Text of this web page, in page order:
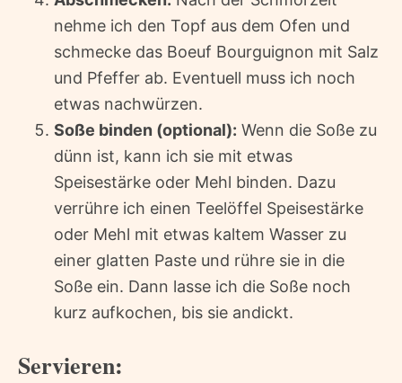
nehme ich den Topf aus dem Ofen und
schmecke das Boeuf Bourguignon mit Salz
und Pfeffer ab. Eventuell muss ich noch
etwas nachwürzen.
Soße binden (optional): Wenn die Soße zu
dünn ist, kann ich sie mit etwas
Speisestärke oder Mehl binden. Dazu
verrühre ich einen Teelöffel Speisestärke
oder Mehl mit etwas kaltem Wasser zu
einer glatten Paste und rühre sie in die
Soße ein. Dann lasse ich die Soße noch
kurz aufkochen, bis sie andickt.
Servieren: